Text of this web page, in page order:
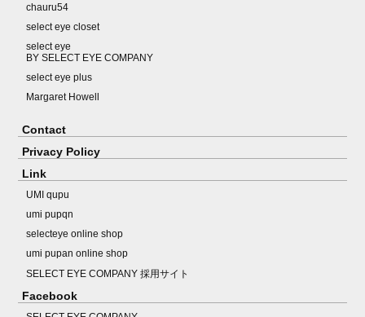
chauru54
select eye closet
select eye
BY SELECT EYE COMPANY
select eye plus
Margaret Howell
Contact
Privacy Policy
Link
UMI qupu
umi pupqn
selecteye online shop
umi pupan online shop
SELECT EYE COMPANY 採用サイト
Facebook